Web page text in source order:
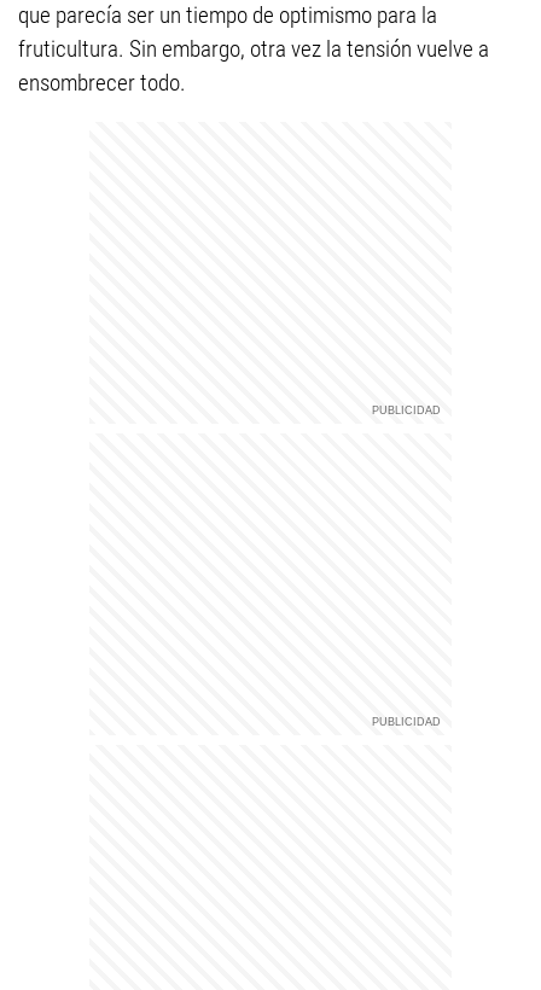
que parecía ser un tiempo de optimismo para la
fruticultura. Sin embargo, otra vez la tensión vuelve a
ensombrecer todo.